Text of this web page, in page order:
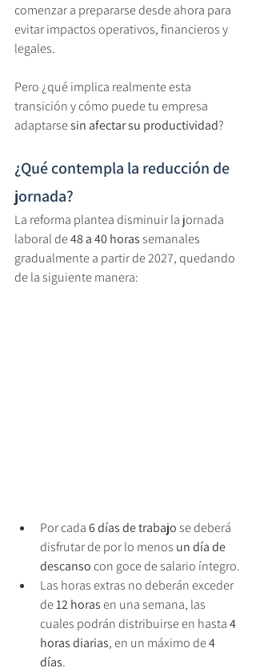
comenzar a prepararse desde ahora para
evitar impactos operativos, financieros y
legales.
Pero ¿qué implica realmente esta
transición y cómo puede tu empresa
adaptarse sin afectar su productividad?
¿Qué contempla la reducción de
jornada?
La reforma plantea disminuir la jornada
laboral de 48 a 40 horas semanales
gradualmente a partir de 2027, quedando
de la siguiente manera:
Por cada 6 días de trabajo se deberá
disfrutar de por lo menos un día de
descanso con goce de salario íntegro.
Las horas extras no deberán exceder
de 12 horas en una semana, las
cuales podrán distribuirse en hasta 4
horas diarias, en un máximo de 4
días.